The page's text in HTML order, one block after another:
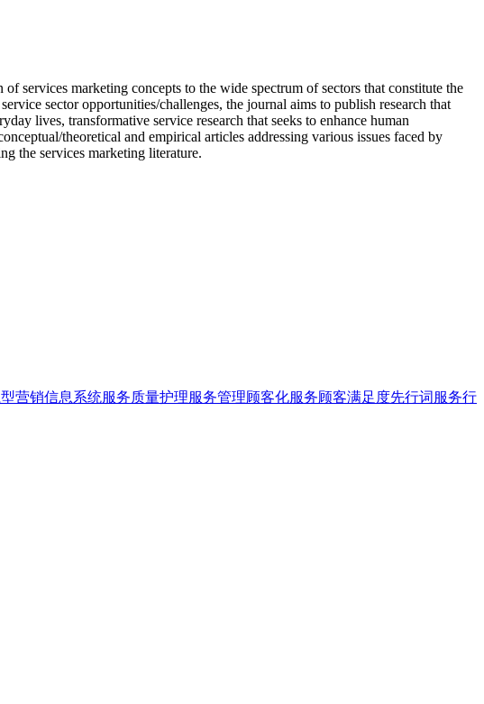
services marketing concepts to the wide spectrum of sectors that constitute the
sector opportunities/challenges, the journal aims to publish research that
lives, transformative service research that seeks to enhance human
theoretical and empirical articles addressing various issues faced by
the services marketing literature.
营销信息系统服务质量护理服务管理顾客化服务顾客满足度先行词 服务行